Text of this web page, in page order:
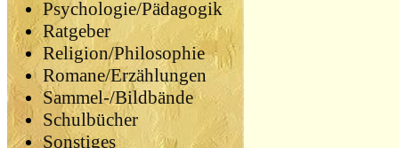
Psychologie/Pädagogik
Ratgeber
Religion/Philosophie
Romane/Erzählungen
Sammel-/Bildbände
Schulbücher
Sonstiges